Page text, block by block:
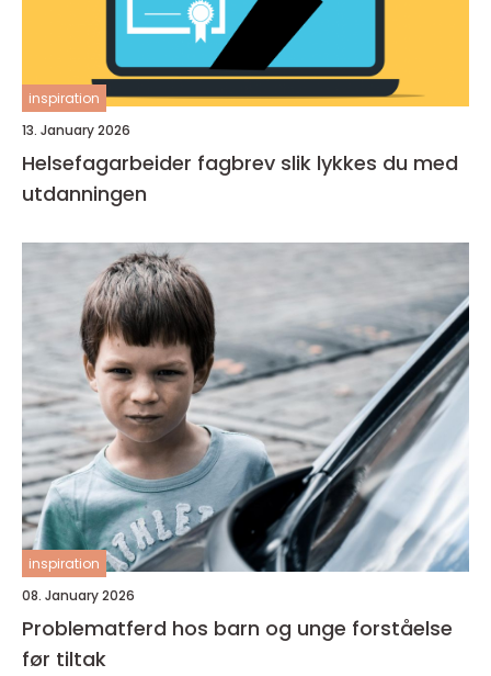
inspiration
13. January 2026
Helsefagarbeider fagbrev slik lykkes du med
utdanningen
inspiration
08. January 2026
Problematferd hos barn og unge forståelse
før tiltak